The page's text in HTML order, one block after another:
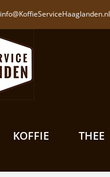
info@KoffieServiceHaaglanden.nl
KOFFIE THEE